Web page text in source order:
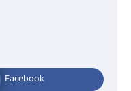
Facebook
തിരികെ
കേരള
ഐ.ടി.യു. ബാങ്ക്